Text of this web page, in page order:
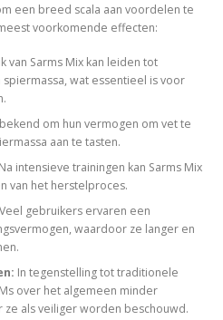
een breed scala aan voordelen te
voorkomende effecten:
van Sarms Mix kan leiden tot
wat essentieel is voor
om hun vermogen om vet te
aan te tasten.
Na intensieve trainingen kan Sarms Mix
van het herstelproces.
Veel gebruikers ervaren een
waardoor ze langer en
In tegenstelling tot traditionele
over het algemeen minder
als veiliger worden beschouwd.